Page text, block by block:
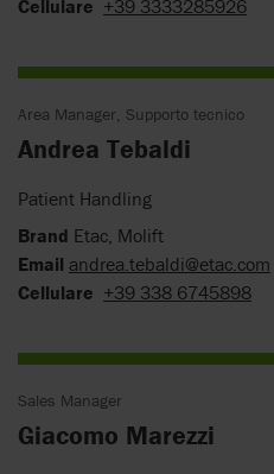
Cellulare +39 3333285926
Area Manager, Supporto tecnico
Andrea Tebaldi
Patient Handling
Brand Etac, Molift
Email andrea.tebaldi@etac.com
Cellulare +39 338 6745898
Sales Manager
Giacomo Marezzi